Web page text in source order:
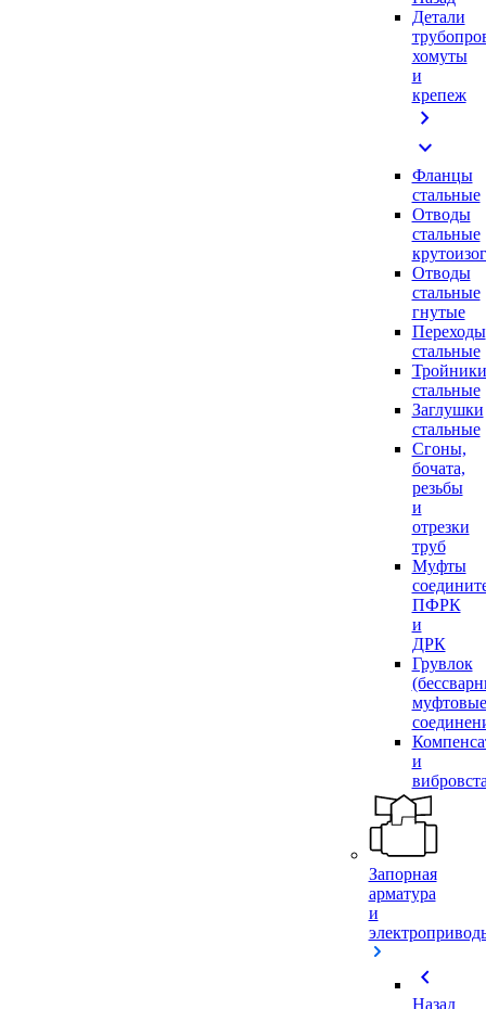
Детали
хомуты
и
крепеж
chevron_right
expand_more
Фланцы
стальные
Отводы
стальные
Отводы
стальные
гнутые
Переходы
стальные
Тройники
стальные
Заглушки
стальные
Сгоны,
бочата,
резьбы
и
отрезки
труб
Муфты
ПФРК
и
ДРК
Грувлок
муфтовые
и
Запорная
арматура
и
chevron_left
Назад